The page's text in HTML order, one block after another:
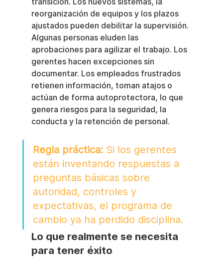
transición. Los nuevos sistemas, la
reorganización de equipos y los plazos
ajustados pueden debilitar la supervisión.
Algunas personas eluden las
aprobaciones para agilizar el trabajo. Los
gerentes hacen excepciones sin
documentar. Los empleados frustrados
retienen información, toman atajos o
actúan de forma autoprotectora, lo que
genera riesgos para la seguridad, la
conducta y la retención de personal.
Regla práctica: Si los gerentes
están inventando respuestas a
preguntas básicas sobre
autoridad, controles y
expectativas, el programa de
cambio ya ha perdido disciplina.
Lo que realmente se necesita
para tener éxito